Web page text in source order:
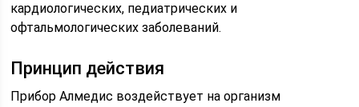
кардиологических, педиатрических и
офтальмологических заболеваний.
Принцип действия
Прибор Алмедис воздействует на организм